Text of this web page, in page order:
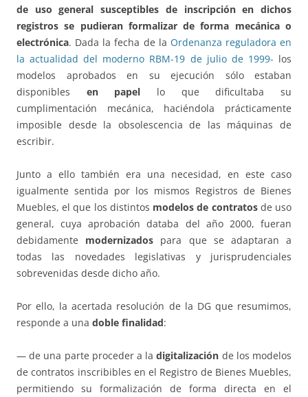
de uso general susceptibles de inscripción en dichos
registros se pudieran formalizar de forma mecánica o
electrónica. Dada la fecha de la Ordenanza reguladora en
la actualidad del moderno RBM-19 de julio de 1999- los
modelos aprobados en su ejecución sólo estaban
disponibles en papel lo que dificultaba su
cumplimentación mecánica, haciéndola prácticamente
imposible desde la obsolescencia de las máquinas de
escribir.
Junto a ello también era una necesidad, en este caso
igualmente sentida por los mismos Registros de Bienes
Muebles, el que los distintos modelos de contratosde uso
general, cuya aprobación databa del año 2000, fueran
debidamente modernizados para que se adaptaran a
todas las novedades legislativas y jurisprudenciales
sobrevenidas desde dicho año.
Por ello, la acertada resolución de la DG que resumimos,
responde a una doble finalidad:
— de una parte proceder a ladigitalización de los modelos
de contratos inscribibles en el Registro de Bienes Muebles,
permitiendo su formalización de forma directa en el